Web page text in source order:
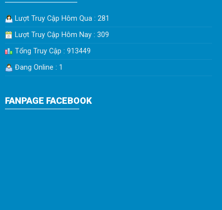
Lượt Truy Cập Hôm Qua : 281
Lượt Truy Cập Hôm Nay : 309
Tổng Truy Cập : 913449
Đang Online : 1
FANPAGE FACEBOOK